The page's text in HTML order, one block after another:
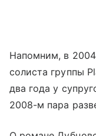
Напомним, в
солиста группы
два года у
2008-м пара